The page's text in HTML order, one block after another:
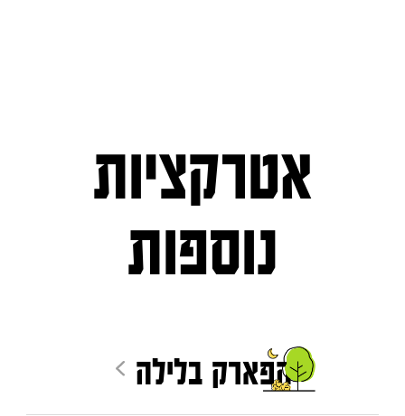
אטרקציות
נוספות
הפארק בלילה